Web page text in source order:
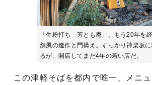
「生粉打ち 芳とも庵」。もう20年を
舗風の造作と門構え。すっかり神楽坂
るが、開店してまだ4年の若い店だ。
この津軽そばを都内で唯一、メニ